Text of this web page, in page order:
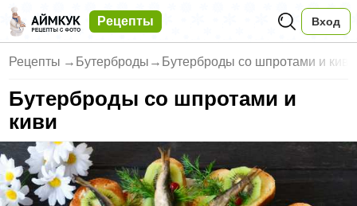
Рецепты Вход
Рецепты → Бутерброды → Бутерброды со шпротами и киви
Бутерброды со шпротами и
киви